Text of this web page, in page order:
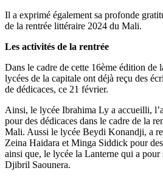
Il a exprimé également sa profonde
de la rentrée littéraire 2024 du Mali.
Les activités de la rentrée
Dans le cadre de cette 16ème édition de
lycées de la capitale ont déjà reçu des
de dédicaces, ce 21 février.
Ainsi, le lycée Ibrahima Ly a accueilli,
pour des dédicaces dans le cadre de la
Mali. Aussi le lycée Beydi Konandji, a
Zeina Haidara et Minga Siddick pour des
ainsi que, le lycée la Lanterne qui a pour
Djibril Saounera.